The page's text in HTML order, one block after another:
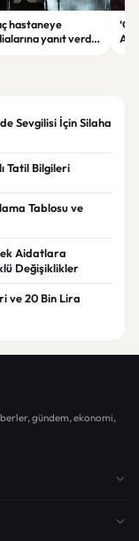
hastaneye
yanıt verdi:
Sevgilisi İçin Silaha
Tatil Bilgileri
Tablosu ve
Aidatlara
Değişiklikler
ve 20 Bin Lira
gündem, ekonomi,